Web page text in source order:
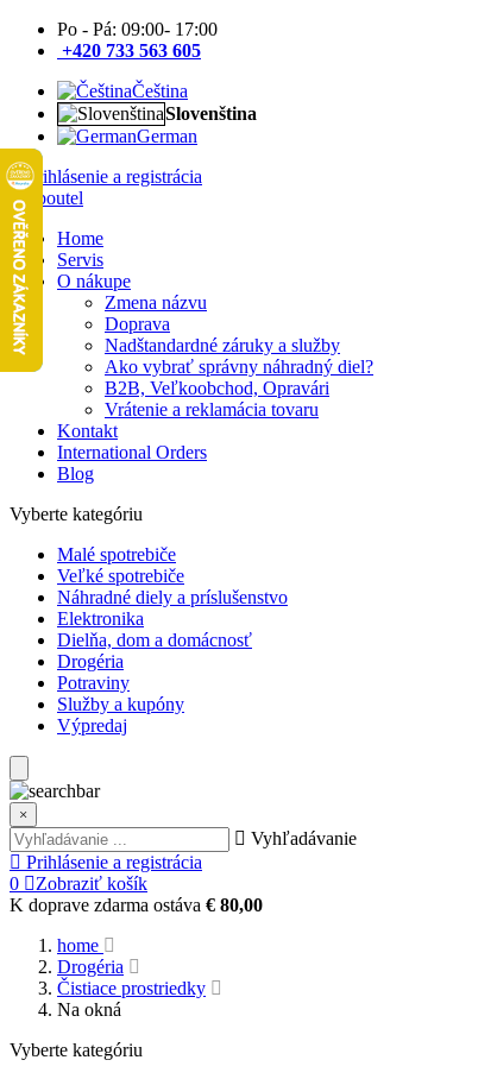
Po - Pá: 09:00- 17:00
+420 733 563 605
Čeština
Slovenština
German
Prihlásenie a registrácia
Home
Servis
O nákupe
Zmena názvu
Doprava
Nadštandardné záruky a služby
Ako vybrať správny náhradný diel?
B2B, Veľkoobchod, Opravári
Vrátenie a reklamácia tovaru
Kontakt
International Orders
Blog
Vyberte kategóriu
Malé spotrebiče
Veľké spotrebiče
Náhradné diely a príslušenstvo
Elektronika
Dielňa, dom a domácnosť
Drogéria
Potraviny
Služby a kupóny
Výpredaj
×
Vyhľadávanie
Prihlásenie a registrácia
0
Zobraziť košík
K doprave zdarma ostáva € 80,00
home
Drogéria
Čistiace prostriedky
Na okná
Vyberte kategóriu